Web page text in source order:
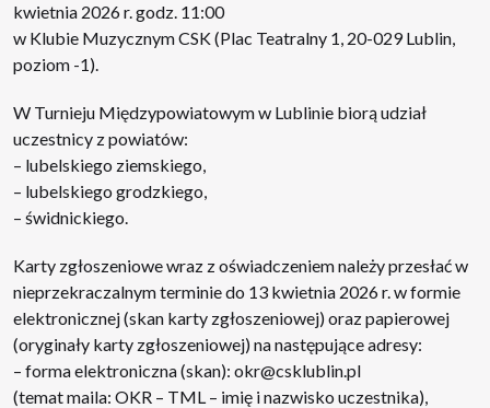
kwietnia 2026 r. godz. 11:00
w Klubie Muzycznym CSK (Plac Teatralny 1, 20-029 Lublin,
poziom -1).
W Turnieju Międzypowiatowym w Lublinie biorą udział
uczestnicy z powiatów:
– lubelskiego ziemskiego,
– lubelskiego grodzkiego,
– świdnickiego.
Karty zgłoszeniowe wraz z oświadczeniem należy przesłać w
nieprzekraczalnym terminie do 13 kwietnia 2026 r. w formie
elektronicznej (skan karty zgłoszeniowej) oraz papierowej
(oryginały karty zgłoszeniowej) na następujące adresy:
– forma elektroniczna (skan): okr@csklublin.pl
(temat maila: OKR – TML – imię i nazwisko uczestnika),